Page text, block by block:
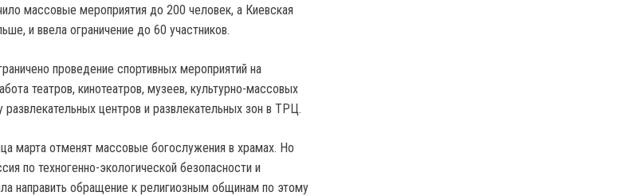
массовые мероприятия до 200 человек, а Киевская
и ввела ограничение до 60 участников.
проведение спортивных мероприятий на
театров, кинотеатров, музеев, культурно-массовых
развлекательных центров и развлекательных зон в ТРЦ.
марта отменят массовые богослужения в храмах. Но
по техногенно-экологической безопасности и
направить обращение к религиозным общинам по этому